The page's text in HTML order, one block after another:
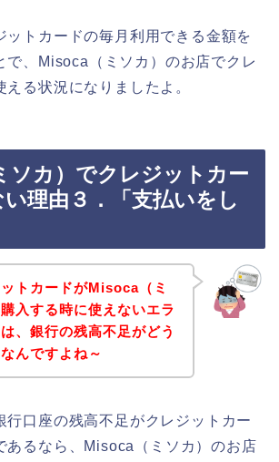
ットカードの毎月利用できる金額を
で、Misoca（ミソカ）のお店でクレ
える状況になりましたよ。
ソカ）でクレジットカー
い理由３．「支払いをし
トカードがMisoca（ミ
入する時に使えないエラ
、銀行の残高不足がどう
んですよね～
行口座の残高不足がクレジットカー
あるなら、Misoca（ミソカ）のお店